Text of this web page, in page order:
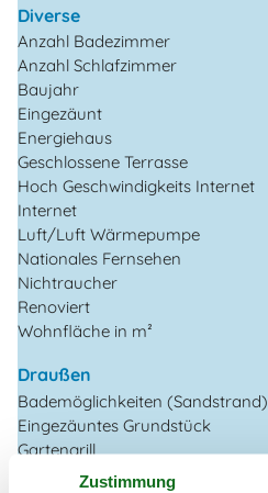
Diverse
Anzahl Badezimmer
Anzahl Schlafzimmer
Baujahr
Eingezäunt
Energiehaus
Geschlossene Terrasse
Hoch Geschwindigkeits Internet
Internet
Luft/Luft Wärmepumpe
Nationales Fernsehen
Nichtraucher
Renoviert
Wohnfläche in m²
Draußen
Bademöglichkeiten (Sandstrand)
Eingezäuntes Grundstück
Gartengrill
GartenmöbelZustimmung